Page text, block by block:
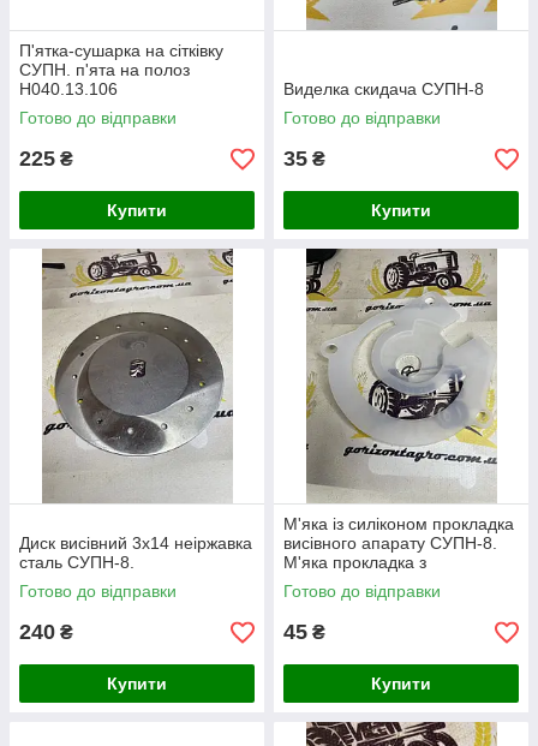
П'ятка-сушарка на сітківку
СУПН. п'ята на полоз
H040.13.106
Готово до відправки
225 ₴
Купити
Виделка скидача СУПН-8
Готово до відправки
35 ₴
Купити
Диск висівний 3х14 неіржавка
сталь СУПН-8.
Готово до відправки
240 ₴
Купити
М'яка із силіконом прокладка
висівного апарату СУПН-8.
М'яка прокладка з
додаванням силікону на
сітківку
Готово до відправки
45 ₴
Купити